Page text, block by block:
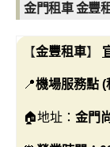
金門租車 金豐
【金豐租車】
📍機場服務點 (
🏠地址： 金門